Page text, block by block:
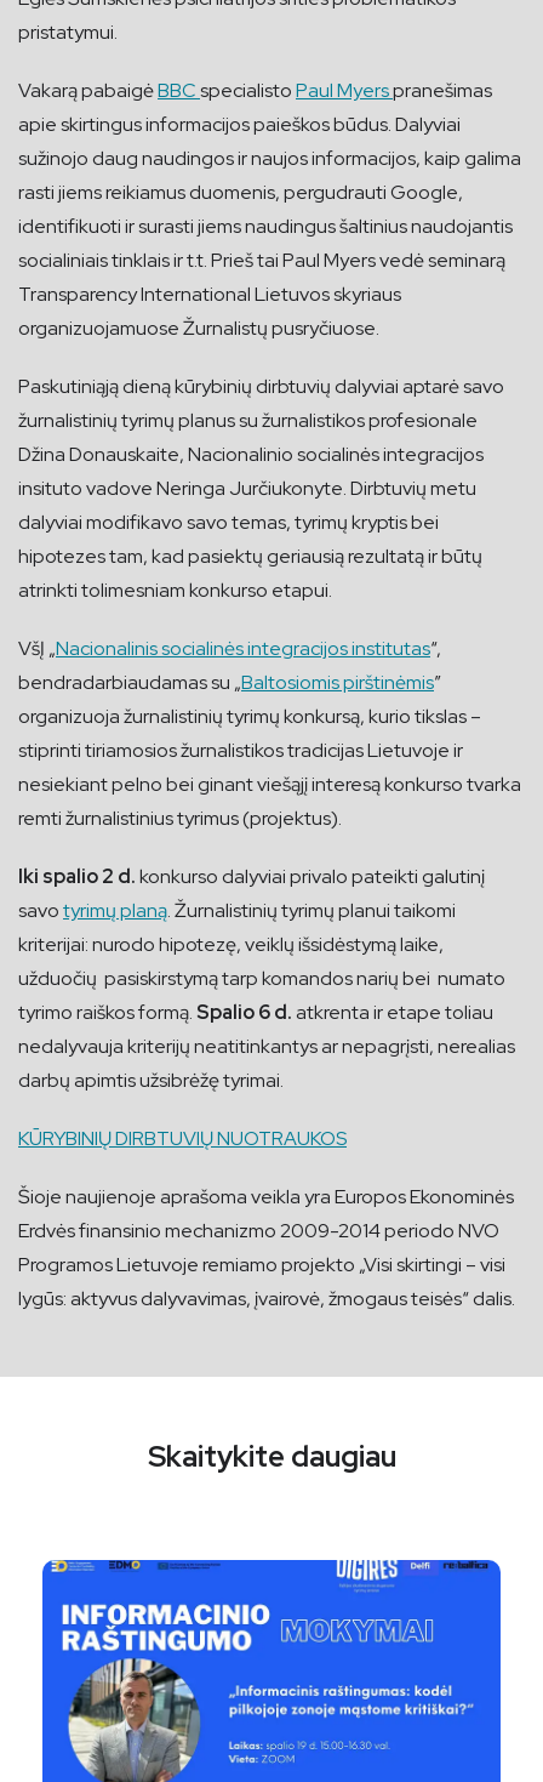
pristatymui.
Vakarą pabaigėBBCspecialistoPaul Myerspranešimas
apie skirtingus informacijos paieškos būdus. Dalyviai
sužinojo daug naudingos ir naujos informacijos, kaip galima
rasti jiems reikiamus duomenis, pergudrauti Google,
identifikuoti ir surasti jiems naudingus šaltinius naudojantis
socialiniais tinklais ir t.t. Prieš tai Paul Myers vedė seminarą
Transparency International Lietuvos skyriaus
organizuojamuose Žurnalistų pusryčiuose.
Paskutiniąją dieną kūrybinių dirbtuvių dalyviai aptarė savo
žurnalistinių tyrimų planus su žurnalistikos profesionale
Džina Donauskaite, Nacionalinio socialinės integracijos
insituto vadove Neringa Jurčiukonyte. Dirbtuvių metu
dalyviai modifikavo savo temas, tyrimų kryptis bei
hipotezes tam, kad pasiektų geriausią rezultatą ir būtų
atrinkti tolimesniam konkurso etapui.
VšĮ „Nacionalinis socialinės integracijos institutas“,
bendradarbiaudamas su „Baltosiomis pirštinėmis”
organizuoja žurnalistinių tyrimų konkursą, kurio tikslas –
stiprinti tiriamosios žurnalistikos tradicijas Lietuvoje ir
nesiekiant pelno bei ginant viešąjį interesą konkurso tvarka
remti žurnalistinius tyrimus (projektus).
Iki spalio 2 d.konkurso dalyviai privalo pateikti galutinį
savotyrimų planą. Žurnalistinių tyrimų planui taikomi
kriterijai: nurodo hipotezę, veiklų išsidėstymą laike,
užduočių pasiskirstymą tarp komandos narių bei numato
tyrimo raiškos formą.Spalio 6 d. atkrenta ir etape toliau
nedalyvauja kriterijų neatitinkantys ar nepagrįsti, nerealias
darbų apimtis užsibrėžę tyrimai.
KŪRYBINIŲ DIRBTUVIŲ NUOTRAUKOS
Šioje naujienoje aprašoma veikla yra Europos Ekonominės
Erdvės finansinio mechanizmo 2009-2014 periodo NVO
Programos Lietuvoje remiamo projekto „Visi skirtingi – visi
lygūs: aktyvus dalyvavimas, įvairovė, žmogaus teisės“ dalis.
Skaitykite daugiau